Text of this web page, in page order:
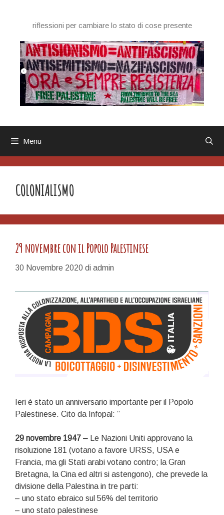
contenutoriflessioni per cambiare lo stato di cose presente
Menu
COLONIALISMO
29 novembre con il Popolo Palestinese
30 Novembre 2020 di admin
Ieri è stato un anniversario importante per il Popolo
Palestinese. Cito da Infopal: ”
29 novembre 1947 –
Le Nazioni Uniti approvano la
risoluzione 181 (votano a favore URSS, USA e
Francia, ma gli Stati arabi votano contro; la Gran
Bretagna, la Cina ed altri si astengono), che prevede la
divisione della Palestina in tre parti:
– uno stato ebraico sul 56% del territorio
– uno stato palestinese